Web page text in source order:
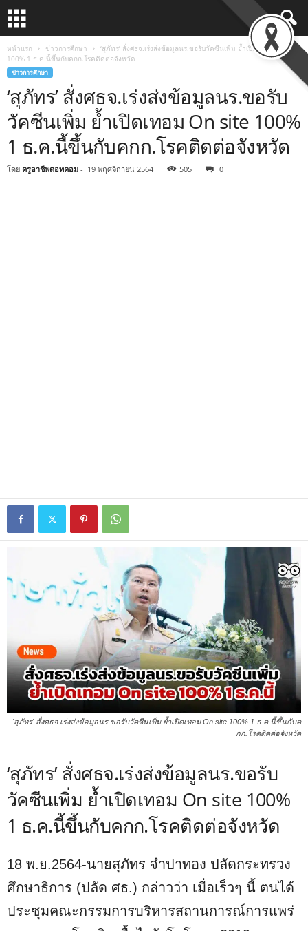
หน้าแรก ข่าวการศึกษา
‘สุภัทร’ สั่งศธจ.เร่งส่งข้อมูลนร.ขอรับวัคซีนเพิ่ม ย้ำเปิดเทอม On site
100% 1 ธ.ค.นี้ขึ้นกับคกก.โรคติดต่อจังหวัด
ข่าวการศึกษา
‘สุภัทร’ สั่งศธจ.เร่งส่งข้อมูลนร.ขอรับ
วัคซีนเพิ่ม ย้ำเปิดเทอม On site 100%
1 ธ.ค.นี้ขึ้นกับคกก.โรคติดต่อจังหวัด
โดย ครูอาชีพดอทคอม - 19 พฤศจิกายน 2564 505 0
'สุภัทร' สั่งศธจ.เร่งส่งข้อมูลนร.ขอรับวัคซีนเพิ่ม ย้ำเปิดเทอม On site 100% 1 ธ.ค.นี้ขึ้นกับค
กก.โรคติดต่อจังหวัด
‘สุภัทร’ สั่งศธจ.เร่งส่งข้อมูลนร.ขอรับ
วัคซีนเพิ่ม ย้ำเปิดเทอม On site 100%
1 ธ.ค.นี้ขึ้นกับคกก.โรคติดต่อจังหวัด
18 พ.ย.2564-นายสุภัทร จำปาทอง ปลัดกระทรวง
ศึกษาธิการ (ปลัด ศธ.) กล่าวว่า เมื่อเร็วๆ นี้ ตนได้
ประชุมคณะกรรมการบริหารสถานการณ์การแพร่